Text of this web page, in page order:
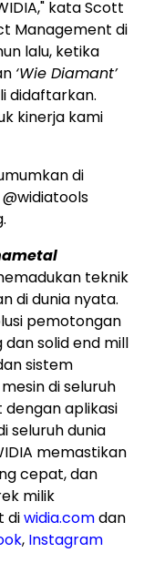
kata Scott
Management di
lalu, ketika
‘Wie Diamant’
didaftarkan.
kinerja kami
di
teknik
di dunia nyata.
pemotongan
solid end mill
sistem
di seluruh
aplikasi
seluruh dunia
memastikan
cepat, dan
milik
diwidia.comdan
, Instagram